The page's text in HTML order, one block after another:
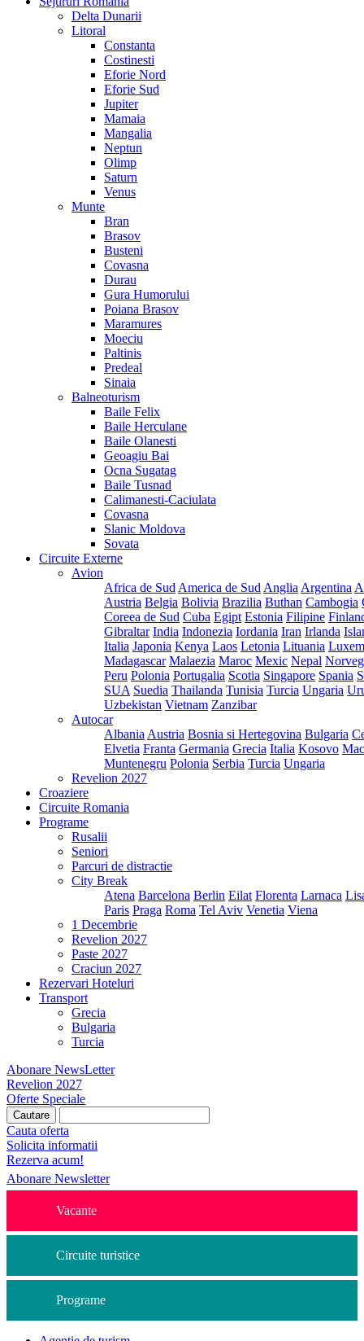
Delta Dunarii
Litoral
Constanta
Costinesti
Eforie Nord
Eforie Sud
Jupiter
Mamaia
Mangalia
Neptun
Olimp
Saturn
Venus
Munte
Bran
Brasov
Busteni
Covasna
Durau
Gura Humorului
Poiana Brasov
Maramures
Moeciu
Paltinis
Predeal
Sinaia
Balneoturism
Baile Felix
Baile Herculane
Baile Olanesti
Geoagiu Bai
Ocna Sugatag
Baile Tusnad
Calimanesti-Caciulata
Covasna
Slanic Moldova
Sovata
Circuite Externe
Avion
Africa de Sud America de Sud Anglia Argentina
Austria Belgia Bolivia Brazilia Buthan Cambogia
Coreea de Sud Cuba Egipt Estonia Filipine
Gibraltar India Indonezia Iordania Iran Irlanda
Italia Japonia Kenya Laos Letonia Lituania
Madagascar Malaezia Maroc Mexic Nepal
Peru Polonia Portugalia Scotia Singapore Spania
SUA Suedia Thailanda Tunisia Turcia Ungaria
Uzbekistan Vietnam Zanzibar
Autocar
Albania Austria Bosnia si Hertegovina Bulgaria
Elvetia Franta Germania Grecia Italia Kosovo
Muntenegru Polonia Serbia Turcia Ungaria
Revelion 2027
Croaziere
Circuite Romania
Programe
Rusalii
Seniori
Parcuri de distractie
City Break
Atena Barcelona Berlin Eilat Florenta Larnaca
Paris Praga Roma Tel Aviv Venetia Viena
1 Decembrie
Revelion 2027
Paste 2027
Craciun 2027
Rezervari Hoteluri
Transport
Grecia
Bulgaria
Turcia
Abonare NewsLetter
Revelion 2027
Oferte Speciale
Cauta oferta
Solicita informatii
Rezerva acum!
Abonare Newsletter
Vacante
Circuite turistice
Programe